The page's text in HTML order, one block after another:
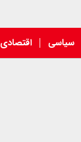
سیاسی اقتصادی